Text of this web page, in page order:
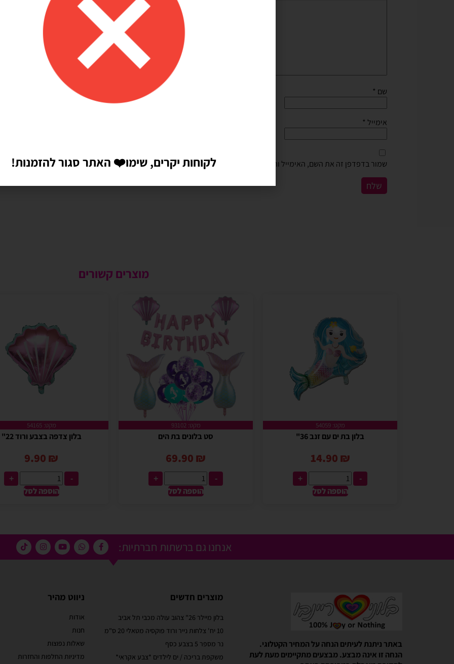
שם *
אימייל *
שמור בדפדפן זה את השם, האימייל והאתר שלי לפעם הבאה שאגיב.
מוצרים קשורים
מקט: 54059
בלון בת ים עם זנב 36"
14.90 ₪
-
+
הוספה לסל
מקט: 93102
סט בלונים בת הים
69.90 ₪
-
+
הוספה לסל
מקט: 54165
בלון צדפה בצבע ורוד 22"
9.90 ₪
-
+
הוספה לסל
אנחנו גם ברשתות חברתיות:
באתר ניתנת לעיתים הנחה על המחיר הקטלוגי.
הנחה זו אינה מבצע. מבצעים מתקיימים מעת לעת
מוצרים חדשים
בלון מיילר 26" צהוב עולה מכבי תל אביב
10 יח' צלחות נייר ורוד פוקסיה מטאלי 20 ס"מ
נר מספר 5 בצבע כסף
משקפת בריכה / ים לילדים *צבע אקראי*
ניווט מהיר
אודות
חנות
שאלות נפוצות
מדיניות החלפות והחזרות
בלוני ריינבאו הפכו להיות חלק קסום בבוקר
יומההולדת המשפחתי שלנו
בלוני ריינבאו הפכו להיות חלק קסום בבוקר יומההולדת
שירות לקוחות מוצלח!
זה שירות הלקוחות! עונים בשניה לוואטסאפ, בנעימות
לקוחות יקרים, שימו❤️ האתר סגור להזמנות!